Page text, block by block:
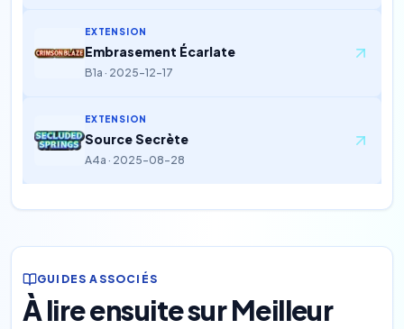
EXTENSION
Embrasement Écarlate
B1a · 2025-12-17
EXTENSION
Source Secrète
A4a · 2025-08-28
GUIDES ASSOCIÉS
À lire ensuite sur Meilleur